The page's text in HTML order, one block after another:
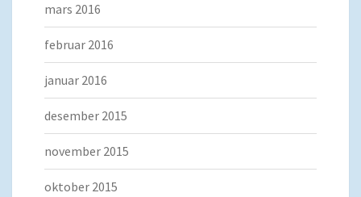
mars 2016
februar 2016
januar 2016
desember 2015
november 2015
oktober 2015